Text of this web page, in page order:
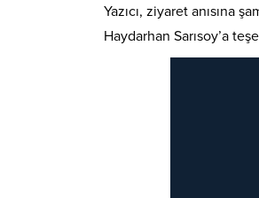
Yazıcı, ziyaret
Haydarhan Sarısoy’a